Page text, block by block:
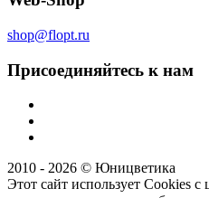
shop@flopt.ru
Присоединяйтесь к нам
2010 - 2026 © Юницветика
Этот сайт использует Cookies